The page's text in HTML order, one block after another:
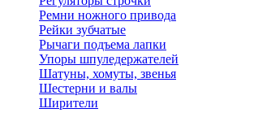
Ремни ножного привода
Рейки зубчатые
Рычаги подъема лапки
Упоры шпуледержателей
Шатуны, хомуты, звенья
Шестерни и валы
Ширители